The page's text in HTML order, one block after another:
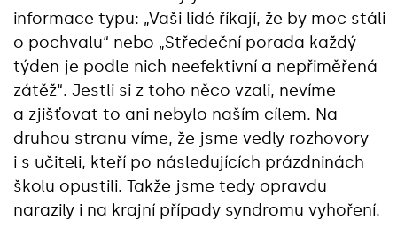
informace typu: „Vaši lidé říkají, že by moc stáli
o pochvalu“ nebo „Středeční porada každý
týden je podle nich neefektivní a nepřiměřená
zátěž“. Jestli si z toho něco vzali, nevíme
a zjišťovat to ani nebylo naším cílem. Na
druhou stranu víme, že jsme vedly rozhovory
i s učiteli, kteří po následujících prázdninách
školu opustili. Takže jsme tedy opravdu
narazily i na krajní případy syndromu vyhoření.